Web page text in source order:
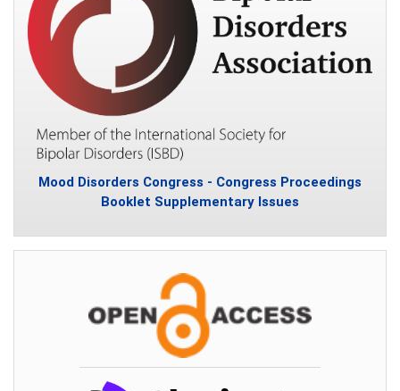
Mood Disorders Congress - Congress Proceedings
Booklet Supplementary Issues